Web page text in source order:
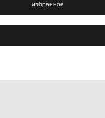
избранное